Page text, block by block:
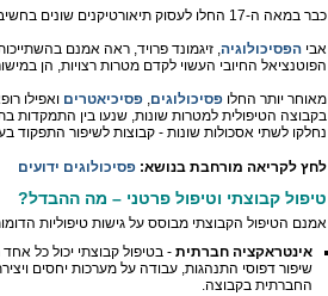
כבר במאה ה-17 החלו לעסוק תיאורטיקנים שונים בחשיבות הקבוצה ובחקר השפעתה על התנהגותו של הפרט.
אבי הפסיכולוגיה, זיגמונד פרויד, ראה אמנם
הפוטנציאל החיובי העשוי לקדם מטרות רצויות, הן
מאוחר יותר החלו פסיכולוגים, פסיכיאטרים ואפילו
בקבוצה הטיפולית למטרות שונות, שנעו בין התמקדות
נחלקו לשתי אסכולות שונות - קבוצות לשיפור התפקוד
לחץ לקריאה מורחבת בנושא: פסיכולוגים ידועים
טיפול קבוצתי וטיפול פרטני – מה ההבדל?
אמנם הטיפול הקבוצתי מבוסס על גישות טיפוליות
אינטראקציה חברתית - בטיפול קבוצתי יכול כל
שיפור דפוסי התנהגות, עבודה על מערכות יחסים
החברתית בקבוצה.